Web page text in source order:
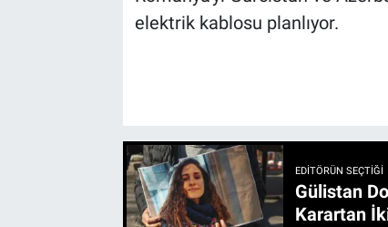
elektrik kablosu planlıyor.
EDITÖRÜN SEÇTIĞI
Gülistan
Karartan